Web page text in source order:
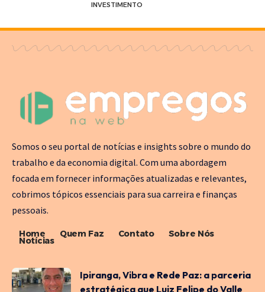
INVESTIMENTO
Somos o seu portal de notícias e insights sobre o mundo do
trabalho e da economia digital. Com uma abordagem
focada em fornecer informações atualizadas e relevantes,
cobrimos tópicos essenciais para sua carreira e finanças
pessoais.
Home Quem Faz Contato Sobre Nós
Notícias
Ipiranga, Vibra e Rede Paz: a parceria
estratégica que Luiz Felipe do Valle